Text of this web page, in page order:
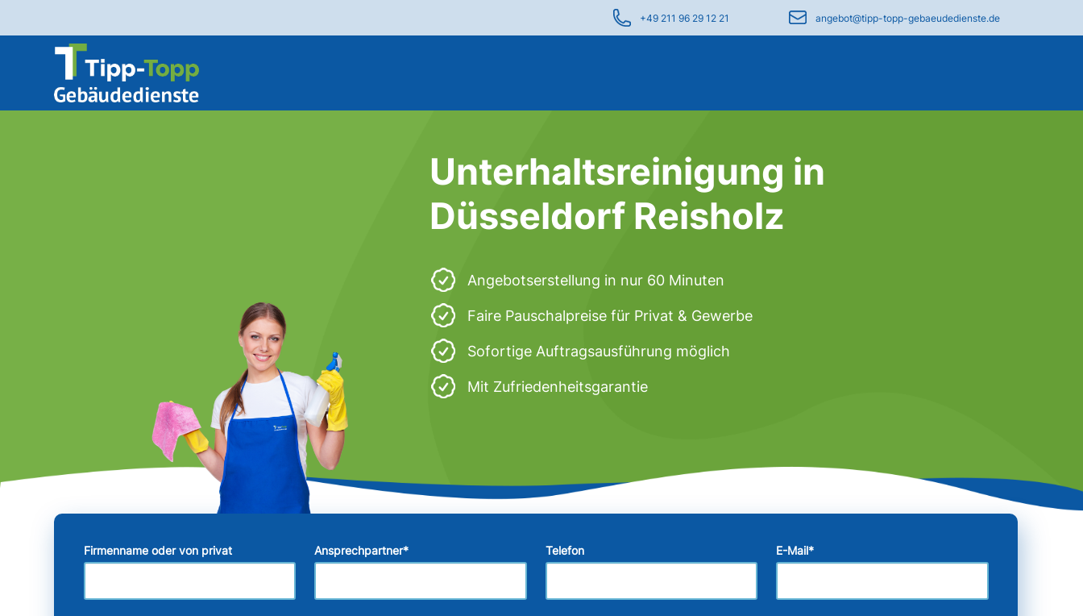
+49 211 96 29 12 21 angebot@tipp-topp-gebaeudedienste.de
Unterhaltsreinigung in
Düsseldorf Reisholz
Angebotserstellung in nur 60 Minuten
Faire Pauschalpreise für Privat & Gewerbe
Sofortige Auftragsausführung möglich
Mit Zufriedenheitsgarantie
Firmenname oder von privat Ansprechpartner* Telefon E-Mail*